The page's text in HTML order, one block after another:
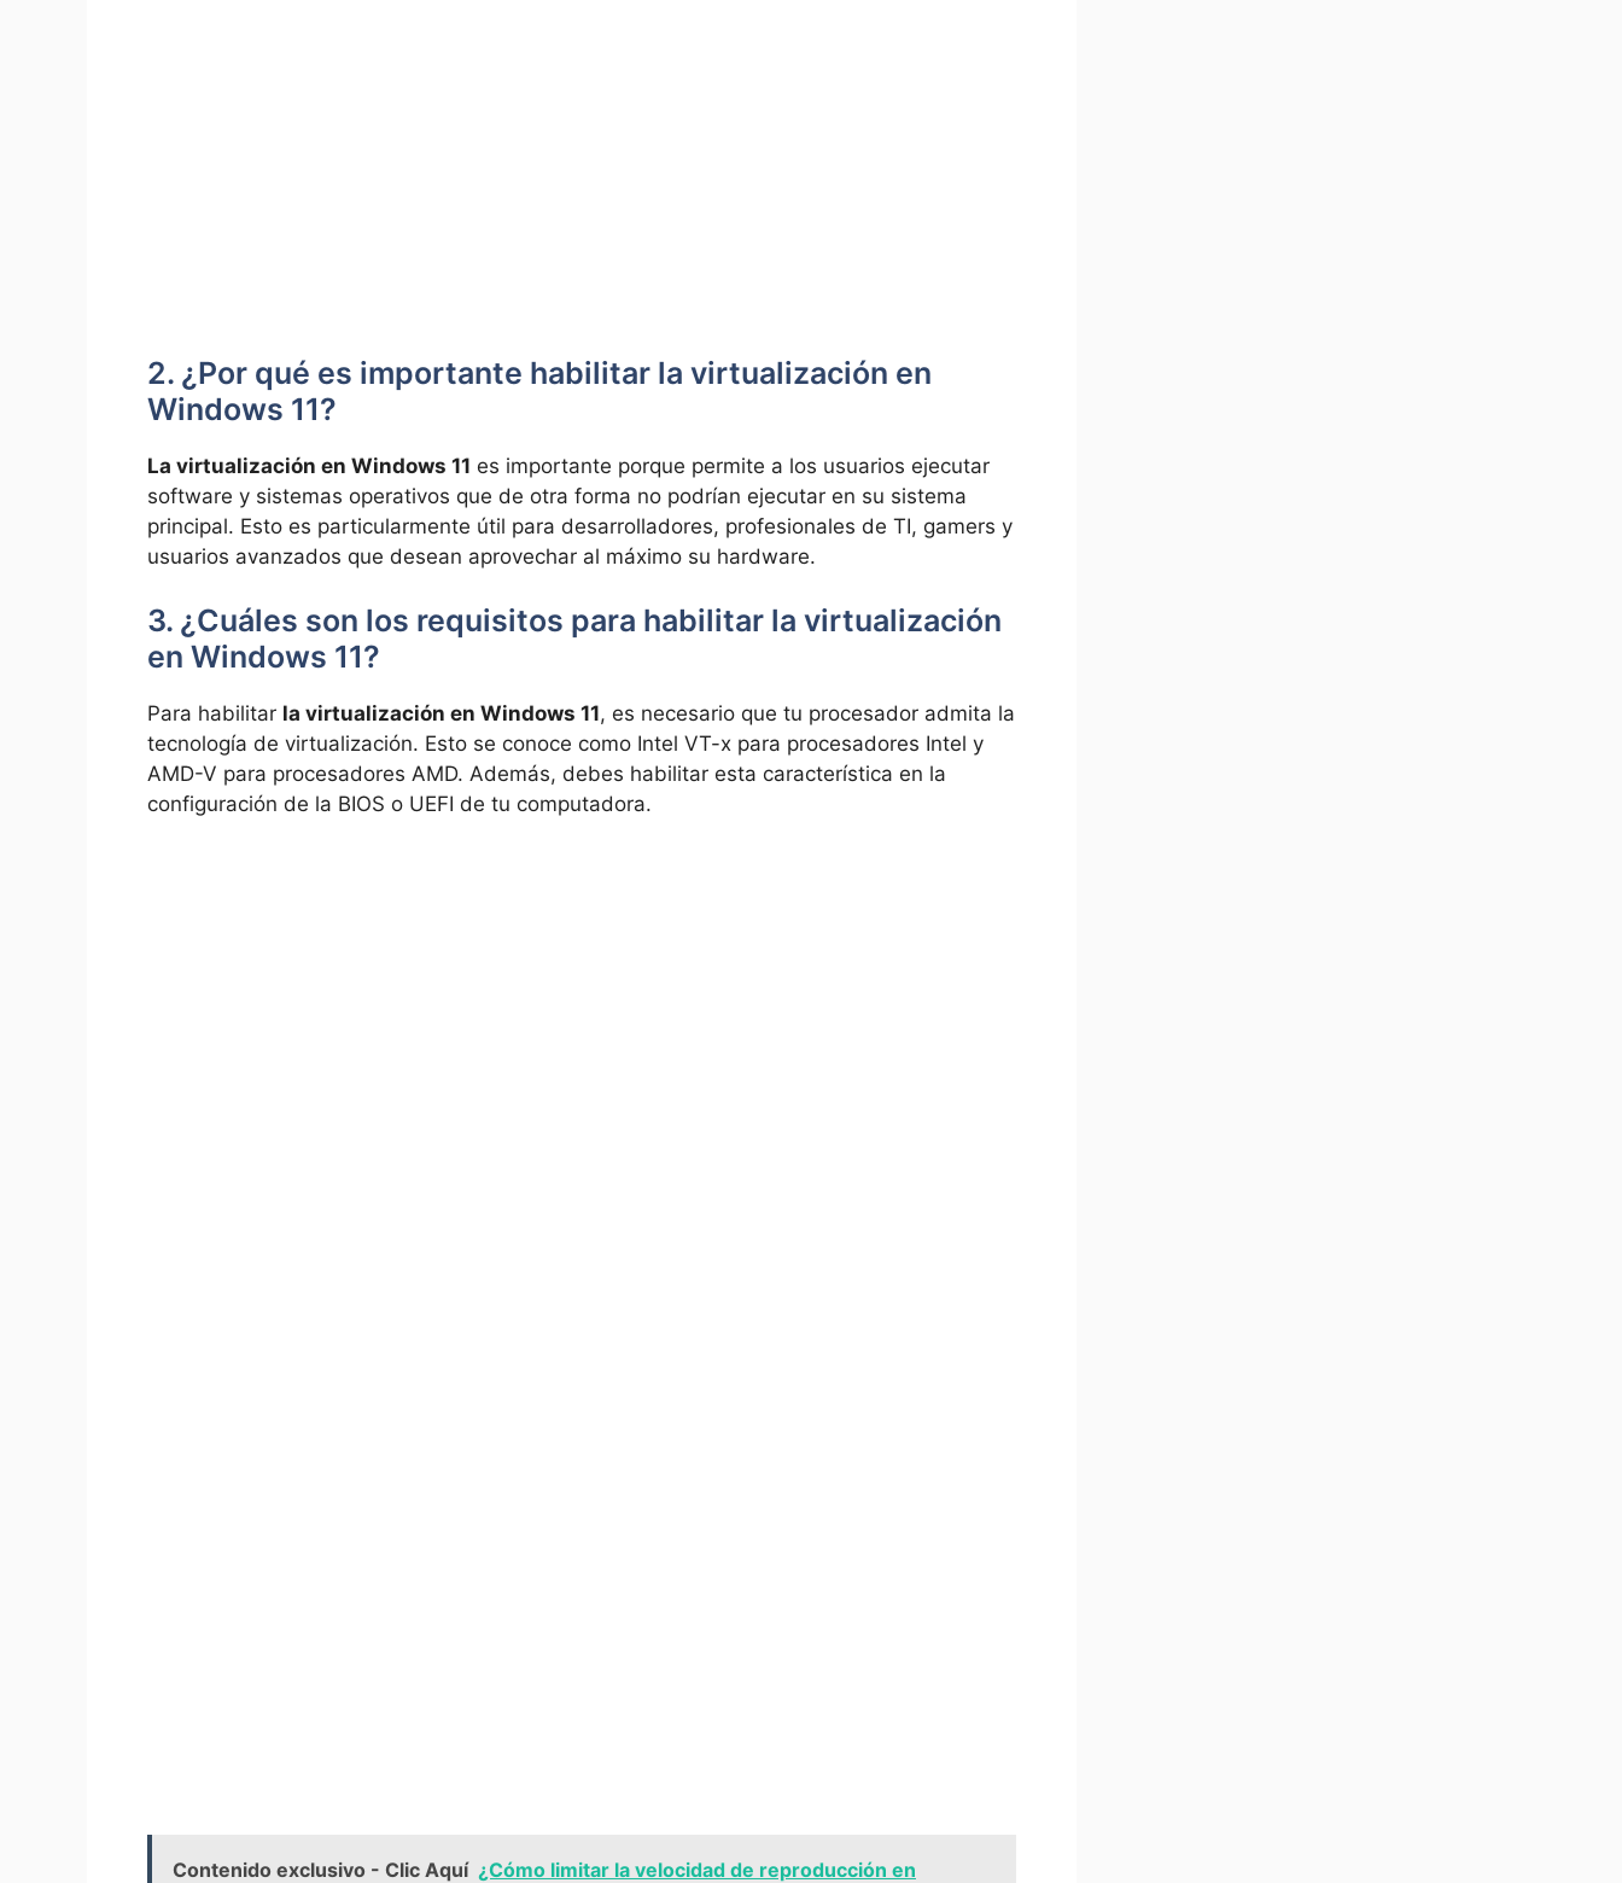
2. ¿Por qué es importante habilitar la virtualización en
Windows 11?
La virtualización en Windows 11 es importante porque permite a los usuarios ejecutar
software y sistemas operativos que de otra forma no podrían ejecutar en su sistema
principal. Esto es particularmente útil para desarrolladores, profesionales de TI, gamers y
usuarios avanzados que desean aprovechar al máximo su hardware.
3. ¿Cuáles son los requisitos para habilitar la virtualización
en Windows 11?
Para habilitar la virtualización en Windows 11, es necesario que tu procesador admita la
tecnología de virtualización. Esto se conoce como Intel VT-x para procesadores Intel y
AMD-V para procesadores AMD. Además, debes habilitar esta característica en la
configuración de la BIOS o UEFI de tu computadora.
Contenido exclusivo - Clic Aquí ¿Cómo limitar la velocidad de reproducción en